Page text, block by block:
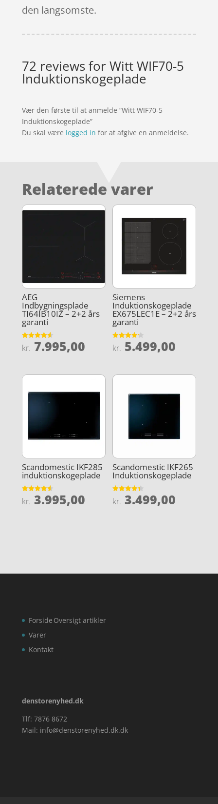
den langsomste.
72 reviews forWitt WIF70-5
Induktionskogeplade
Vær den første til at anmelde “Witt WIF70-5
Induktionskogeplade”
Du skal være logged in for at afgive en anmeldelse.
Relaterede varer
AEG
Indbygningsplade
TI64IB10IZ – 2+2 års
garanti
Vurderet
4.6
kr. 7.995,00
Siemens
Induktionskogeplade
EX675LEC1E – 2+2 års
garanti
Vurderet
4.2
kr. 5.499,00
Scandomestic IKF285
induktionskogeplade
Vurderet
4.6
kr. 3.995,00
Scandomestic IKF265
Induktionskogeplade
Vurderet
4.4
kr. 3.499,00
Forside
Varer
Kontakt
Oversigt artikler
denstorenyhed.dk
Tlf: 7876 8672
Mail: info@denstorenyhed.dk.dk